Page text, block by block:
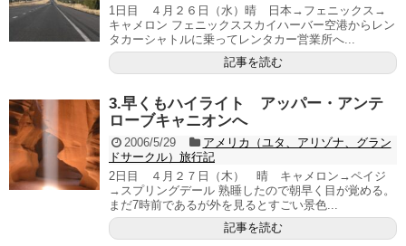
1日目 ４月２６日（水）晴 日本→フェニックス→
キャメロン フェニックススカイハーバー空港からレン
タカーシャトルに乗ってレンタカー営業所へ...
記事を読む
3.早くもハイライト アッパー・アンテ
ローブキャニオンへ
2006/5/29
アメリカ（ユタ、アリゾナ、グラン
ドサークル）旅行記
2日目 ４月２７日（木） 晴 キャメロン→ペイジ
→スプリングデール 熟睡したので朝早く目が覚める。
まだ7時前であるが外を見るとすごい景色...
記事を読む